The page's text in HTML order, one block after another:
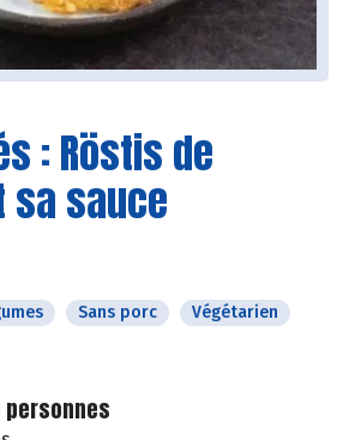
: Röstis de
sa sauce
Sans porc
Végétarien
personnes